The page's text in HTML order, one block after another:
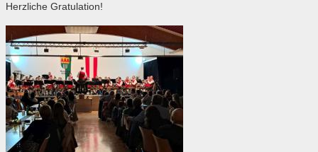
Herzliche Gratulation!